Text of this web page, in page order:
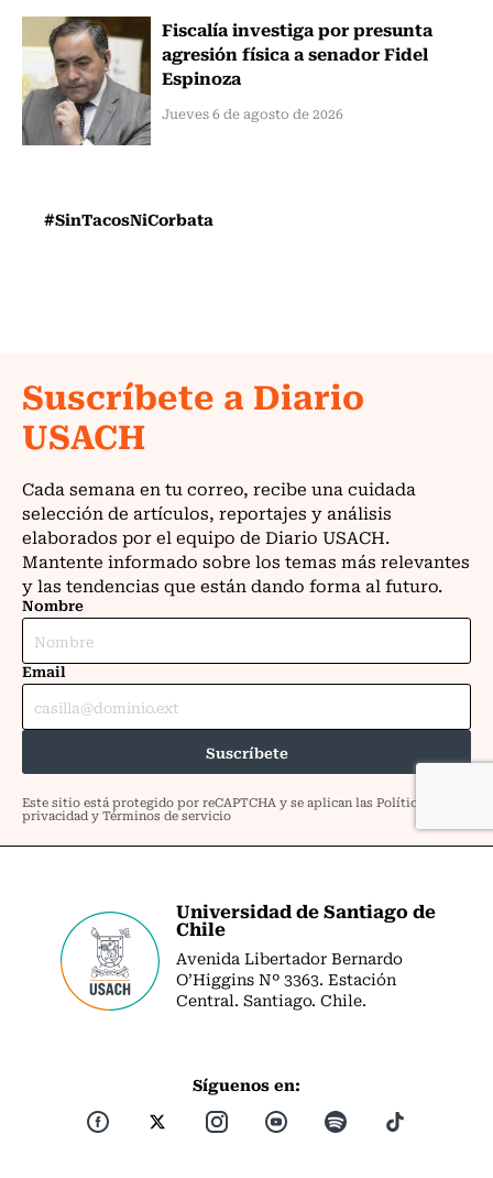
Fiscalía investiga por presunta
agresión física a senador Fidel
Espinoza
Jueves 6 de agosto de 2026
#SinTacosNiCorbata
Universidad de Santiago de
Chile
Avenida Libertador Bernardo
O’Higgins Nº 3363. Estación
Central. Santiago. Chile.
Síguenos en: